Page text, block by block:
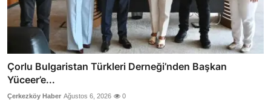
Çorlu Bulgaristan Türkleri Derneği’nden Başkan
Yüceer’e...
Çerkezköy Haber Ağustos 6, 2026 0